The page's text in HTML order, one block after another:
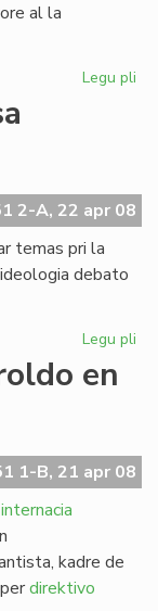
al la
Legu pli
2-A, 22 apr 08
temas pri la
debato
Legu pli
el
en
1-B, 21 apr 08
internacia
kadre de
direktivo